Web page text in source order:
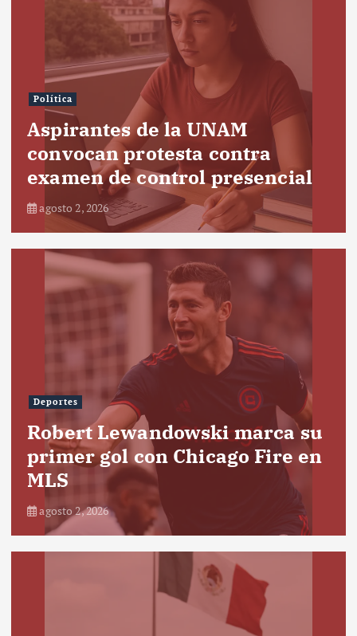
Política
Aspirantes de la UNAM
convocan protesta contra
examen de control presencial
agosto 2, 2026
Deportes
Robert Lewandowski marca su
primer gol con Chicago Fire en
MLS
agosto 2, 2026